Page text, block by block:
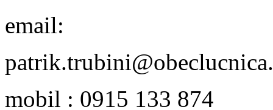
email:
mobil : 0915 133 874